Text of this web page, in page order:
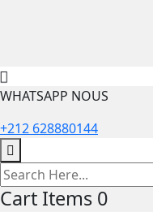
WHATSAPP NOUS
+212 628880144
Cart Items 0